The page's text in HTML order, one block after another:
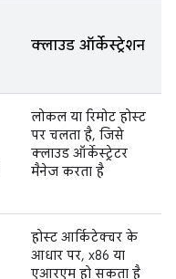
क्लाउड ऑर्केस्ट्रेशन
लोकल या रिमोट होस्ट
पर चलता है, जिसे
क्लाउड ऑर्केस्ट्रेटर
मैनेज करता है
होस्ट आर्किटेक्चर के
आधार पर, x86 या
एआरएम हो सकता है